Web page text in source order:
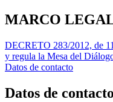
MARCO
DECRETO 283/2012, de
y regula la Mesa del
Datos de contacto
Datos de contacto